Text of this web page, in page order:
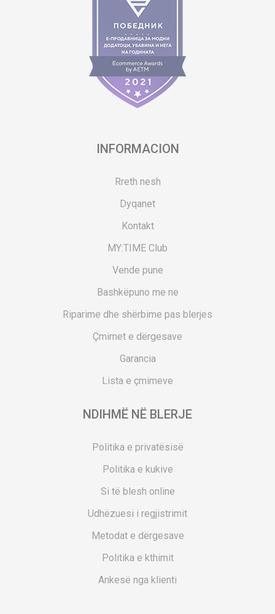
INFORMACION
Rreth nesh
Dyqanet
Kontakt
MY:TIME Club
Vende pune
Bashkëpuno me ne
Riparime dhe shërbime pas blerjes
Çmimet e dërgesave
Garancia
Lista e çmimeve
NDIHMË NË BLERJE
Politika e privatësisë
Politika e kukive
Si të blesh online
Udhëzuesi i regjistrimit
Metodat e dërgesave
Politika e kthimit
Ankesë nga klienti